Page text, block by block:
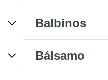
Balbinos
Bálsamo